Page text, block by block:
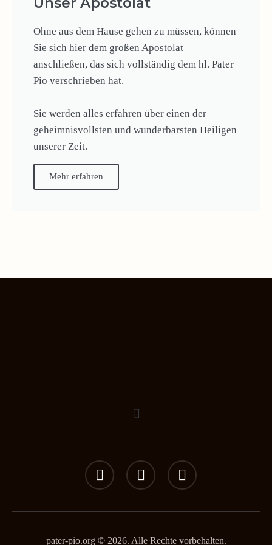
Ohne aus dem Hause gehen zu müssen, können
Sie sich hier dem großen Apostolat
anschließen, das sich vollständig dem hl. Pater
Pio verschrieben hat.
Sie werden alles erfahren über einen der
geheimnisvollsten und wunderbarsten Heiligen
unserer Zeit.
Mehr erfahren
pater-pio.org © 2026. Alle Rechte vorbehalten.